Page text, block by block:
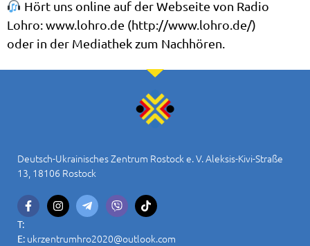
Hört uns online auf der Webseite von Radio
Lohro: www.lohro.de (http://www.lohro.de/)
oder in der Mediathek zum Nachhören.
Deutsch-Ukrainisches Zentrum Rostock e. V. Aleksis-Kivi-Straße
13, 18106 Rostock
T:
E: ukrzentrumhro2020@outlook.com